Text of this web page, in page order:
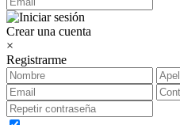
Crear una cuenta
×
Registrarme